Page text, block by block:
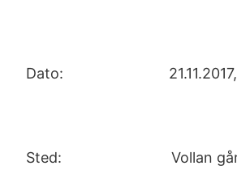
Dato: 21.11.2017, kl.
Sted: Vollan